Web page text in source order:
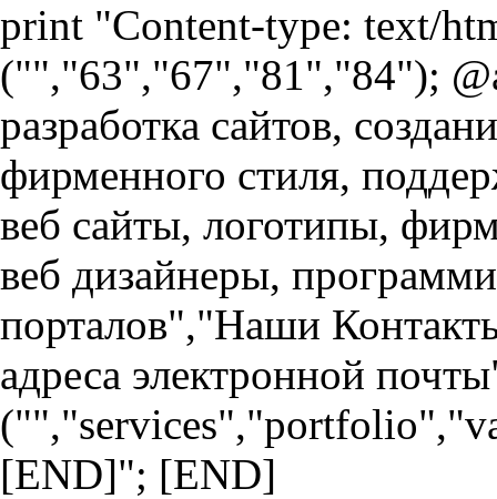
print "Content-type: text/
("","63","67","81","84");
разработка сайтов,
фирменного стиля,
веб сайты, логотипы,
веб дизайнеры,
порталов","Наши
адреса электронной
[END]"; [END]